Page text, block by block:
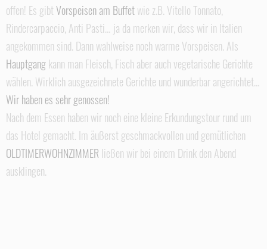
offen! Es gibtVorspeisen am Buffetwie z.B. Vitello Tonnato,
Rindercarpaccio, Anti Pasti… ja da merken wir, dass wir in Italien
angekommen sind. Dann wahlweise noch warme Vorspeisen. Als
Hauptgangkann man Fleisch, Fisch aber auch vegetarische Gerichte
wählen. Wirklich ausgezeichnete Gerichte und wunderbar angerichtet…
Wir haben es sehr genossen!
Nach dem Essen haben wir noch eine kleine Erkundungstour rund um
das Hotel gemacht. Im äußerst geschmackvollen und gemütlichen
OLDTIMERWOHNZIMMER ließen wir bei einem Drink den Abend
ausklingen.